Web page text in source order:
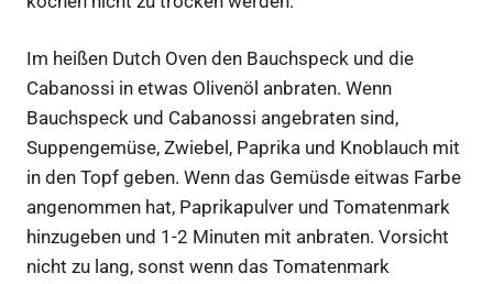
Im heißen Dutch Oven den Bauchspeck und die
Cabanossi in etwas Olivenöl anbraten. Wenn
Bauchspeck und Cabanossi angebraten sind,
Suppengemüse, Zwiebel, Paprika und Knoblauch mit
in den Topf geben. Wenn das Gemüsde eitwas Farbe
angenommen hat, Paprikapulver und Tomatenmark
hinzugeben und 1-2 Minuten mit anbraten. Vorsicht
nicht zu lang, sonst wenn das Tomatenmark